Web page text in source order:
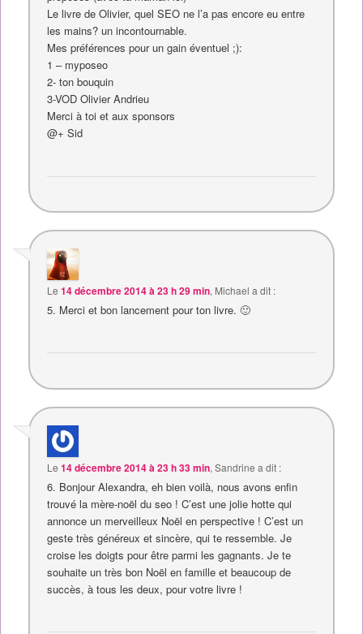
Le livre de Olivier, quel SEO ne l’a pas encore eu entre
les mains? un incontournable.
Mes préférences pour un gain éventuel ;):
1 – myposeo
2- ton bouquin
3-VOD Olivier Andrieu
Merci à toi et aux sponsors
@+ Sid
Le14 décembre 2014 à 23 h 29 min, Michael a dit :
5. Merci et bon lancement pour ton livre. 🙂
Le14 décembre 2014 à 23 h 33 min,Sandrine a dit :
6. Bonjour Alexandra, eh bien voilà, nous avons enfin
trouvé la mère-noël du seo ! C’est une jolie hotte qui
annonce un merveilleux Noël en perspective ! C’est un
geste très généreux et sincère, qui te ressemble. Je
croise les doigts pour être parmi les gagnants. Je te
souhaite un très bon Noël en famille et beaucoup de
succès, à tous les deux, pour votre livre !